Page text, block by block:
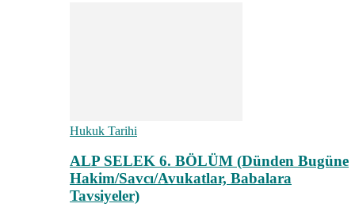
Hukuk Tarihi
ALP SELEK 6. BÖLÜM (Dünden Bugüne
Hakim/Savcı/Avukatlar, Babalara
Tavsiyeler)